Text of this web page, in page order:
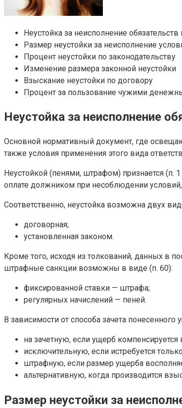
Неустойка за неисполнение
Размер неустойки за неисполнение
Процент неустойки по законодательству
Изменение размера законной неустойки
Взыскание неустойки по договору
Процент за пользование чужими
Неустойка за неисполнение
Основной нормативный документ, где
также условия применения этого вида
Неустойкой (пенями, штрафом) признается (п.
оплате должником при несоблюдении
Соответственно, неустойка возможна двух
договорная;
установленная законом.
Кроме того, исходя из толкований, данных в
штрафные санкции возможны в виде (п. 60):
фиксированной ставки — штрафа;
регулярных начислений — пеней.
В зависимости от способа зачета понесенного
на зачетную, если ущерб
исключительную, если истребуется
штрафную, если размер ущерба
альтернативную, когда производится
Размер неустойки за